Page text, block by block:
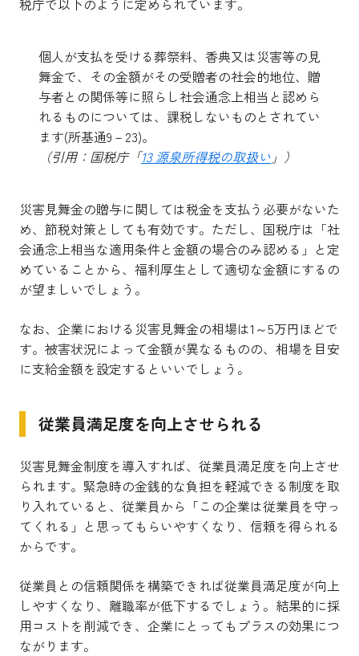
個人が支払を受ける葬祭料、香典又は災害等の見
舞金で、その金額がその受贈者の社会的地位、贈
与者との関係等に照らし社会通念上相当と認めら
れるものについては、課税しないものとされてい
ます(所基通9－23)。
（引用：国税庁「13 源泉所得税の取扱い 」）
災害見舞金の贈与に関しては税金を支払う必要がないた
め、節税対策としても有効です。ただし、国税庁は「社
会通念上相当な適用条件と金額の場合のみ認める」と定
めていることから、福利厚生として適切な金額にするの
が望ましいでしょう。
なお、企業における災害見舞金の相場は1～5万円ほどで
す。被害状況によって金額が異なるものの、相場を目安
に支給金額を設定するといいでしょう。
従業員満足度を向上させられる
災害見舞金制度を導入すれば、従業員満足度を向上させ
られます。緊急時の金銭的な負担を軽減できる制度を取
り入れていると、従業員から「この企業は従業員を守っ
てくれる」と思ってもらいやすくなり、信頼を得られる
からです。
従業員との信頼関係を構築できれば従業員満足度が向上
しやすくなり、離職率が低下するでしょう。結果的に採
用コストを削減でき、企業にとってもプラスの効果につ
ながります。